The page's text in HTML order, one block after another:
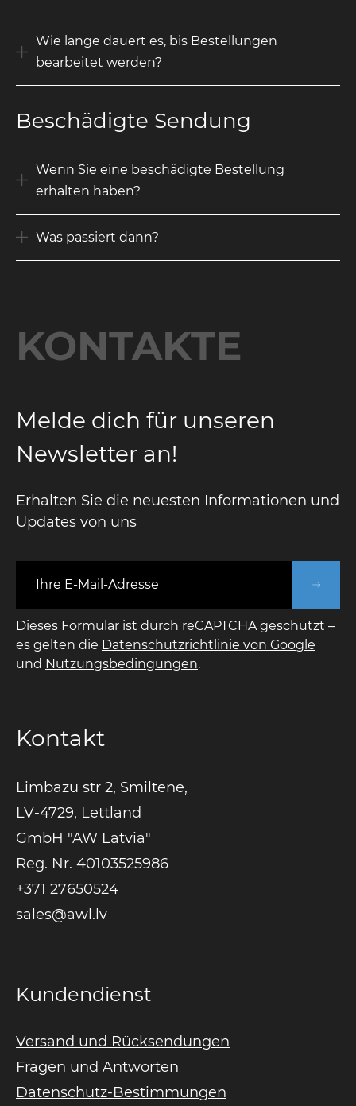
Wie lange dauert es, bis Bestellungen
bearbeitet werden?
Beschädigte Sendung
Wenn Sie eine beschädigte Bestellung
erhalten haben?
Was passiert dann?
KONTAKTE
Melde dich für unseren
Newsletter an!
Erhalten Sie die neuesten Informationen und
Updates von uns
Dieses Formular ist durch reCAPTCHA geschützt –
es gelten die Datenschutzrichtlinie von Google
und Nutzungsbedingungen.
Kontakt
Limbazu str 2, Smiltene,
LV-4729, Lettland
GmbH "AW Latvia"
Reg. Nr. 40103525986
+371 27650524
sales@awl.lv
Kundendienst
Versand und Rücksendungen
Fragen und Antworten
Datenschutz-Bestimmungen